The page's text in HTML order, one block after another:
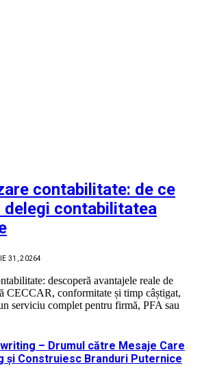
contabilitate: de ce
delegi contabilitatea
31, 20264
descoperă avantajele reale de
CECCAR, conformitate și timp câștigat,
serviciu complet pentru firmă, PFA sau
– Drumul către Mesaje Care
și Construiesc Branduri Puternice